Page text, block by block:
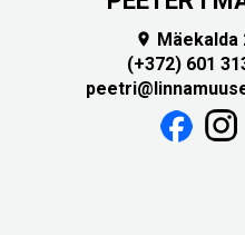
 Mäekalda
(+372) 601